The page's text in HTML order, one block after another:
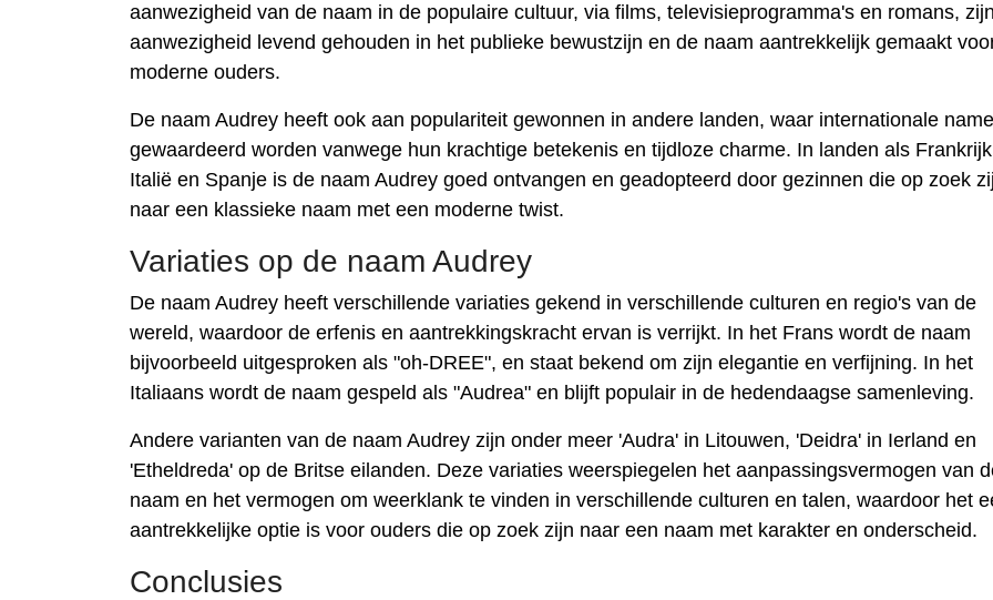
aanwezigheid van de naam in de populaire cultuur, via films, televisieprogramma's en romans, zijn
aanwezigheid levend gehouden in het publieke bewustzijn en de naam aantrekkelijk gemaakt
moderne ouders.
De naam Audrey heeft ook aan populariteit gewonnen in andere landen, waar internationale
gewaardeerd worden vanwege hun krachtige betekenis en tijdloze charme. In landen als
Italië en Spanje is de naam Audrey goed ontvangen en geadopteerd door gezinnen die op zoek
naar een klassieke naam met een moderne twist.
Variaties op de naam Audrey
De naam Audrey heeft verschillende variaties gekend in verschillende culturen en regio's van de
wereld, waardoor de erfenis en aantrekkingskracht ervan is verrijkt. In het Frans wordt de naam
bijvoorbeeld uitgesproken als "oh-DREE", en staat bekend om zijn elegantie en verfijning. In het
Italiaans wordt de naam gespeld als "Audrea" en blijft populair in de hedendaagse samenleving.
Andere varianten van de naam Audrey zijn onder meer 'Audra' in Litouwen, 'Deidra' in Ierland en
'Etheldreda' op de Britse eilanden. Deze variaties weerspiegelen het aanpassingsvermogen van
naam en het vermogen om weerklank te vinden in verschillende culturen en talen, waardoor het
aantrekkelijke optie is voor ouders die op zoek zijn naar een naam met karakter en onderscheid.
Conclusies